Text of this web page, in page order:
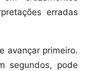
erradas
avançar primeiro.
segundos, pode